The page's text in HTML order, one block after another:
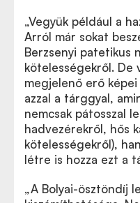
„Vegyük például a
Arról már sokat
Berzsenyi patetikus
kötelességekről. De
megjelenő erő képei
azzal a tárggyal,
nemcsak pátosszal
hadvezérekről, hős
kötelességekről),
létre is hozza ezt a
„A Bolyai-ösztöndíj